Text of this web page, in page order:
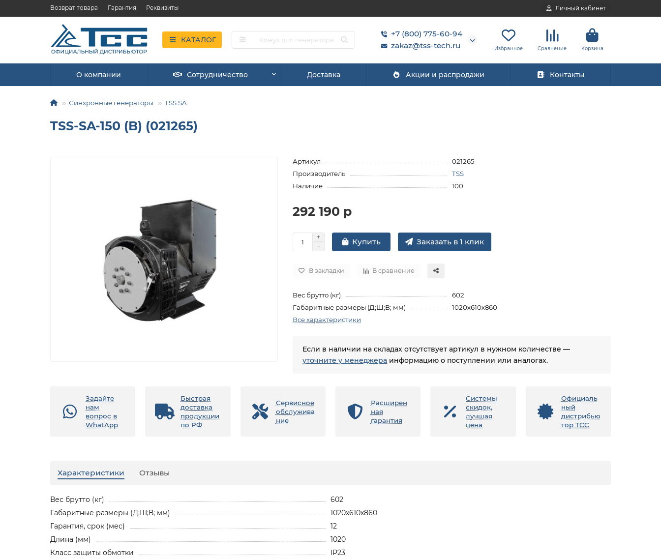
Возврат товара Гарантия Реквизиты Личный кабинет
КАТАЛОГ
+7 (800) 775-60-94
zakaz@tss-tech.ru
Избранное Сравнение Корзина
О компании Сотрудничество Доставка Акции и распродажи Контакты
Синхронные генераторы TSS SA
TSS-SA-150 (B) (021265)
Артикул
021265
Производитель
TSS
Наличие
100
292 190 р
Купить Заказать в 1 клик
В закладки В сравнение
Вес брутто (кг)
602
Габаритные размеры (Д;Ш;В; мм)
1020х610х860
Все характеристики
Если в наличии на складах отсутствует артикул в нужном количестве —
уточните у менеджера информацию о поступлении или аналогах.
Задайте
нам
вопрос в
WhatApp
Быстрая
доставка
продукции
по РФ
Сервисное
обслужива
ние
Расширен
ная
гарантия
Системы
скидок,
лучшая
цена
Официаль
ный
дистрибью
тор ТСС
Характеристики Отзывы
Вес брутто (кг)
602
Габаритные размеры (Д;Ш;В; мм)
1020х610х860
Гарантия, срок (мес)
12
Длина (мм)
1020
Класс защиты обмотки
IP23